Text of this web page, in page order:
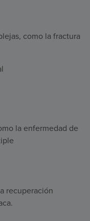
como la fractura
la enfermedad de
recuperación